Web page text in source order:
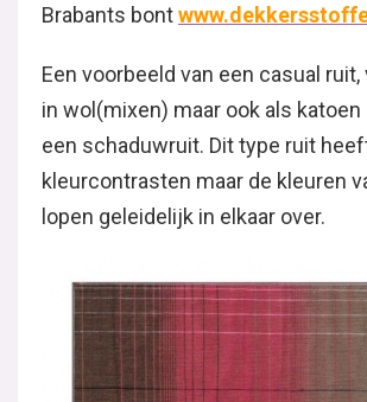
Brabants bont
Een voorbeeld van een casual
in wol(mixen) maar ook als
een schaduwruit. Dit type ruit
kleurcontrasten maar de kleuren
lopen geleidelijk in elkaar over.